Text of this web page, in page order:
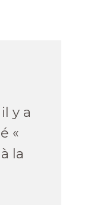
il y a
«
la